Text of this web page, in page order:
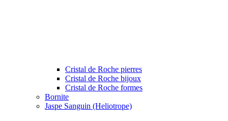
Cristal de Roche pierres
Cristal de Roche bijoux
Cristal de Roche formes
Bornite
Jaspe Sanguin (Heliotrope)